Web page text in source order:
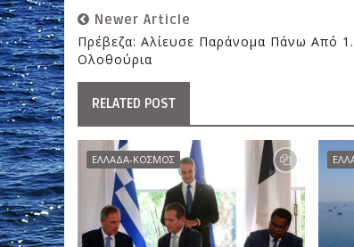
Newer Article
Πρέβεζα: Αλίευσε Παράνομα Πάνω Από
Ολοθούρια
RELATED POST
ΕΛΛΑΔΑ-ΚΟΣΜΟΣ